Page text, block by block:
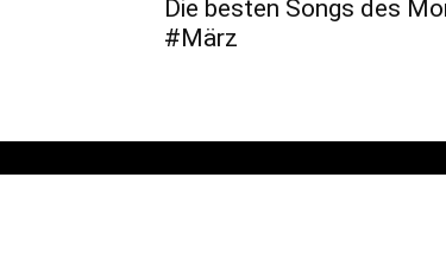
Die besten Songs des
#März